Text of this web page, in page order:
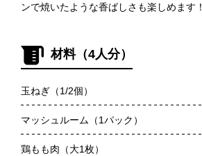
ンで焼いたような香ばしさも楽しめます！
材料（4人分）
玉ねぎ（1/2個）
マッシュルーム（1パック）
鶏もも肉（大1枚）